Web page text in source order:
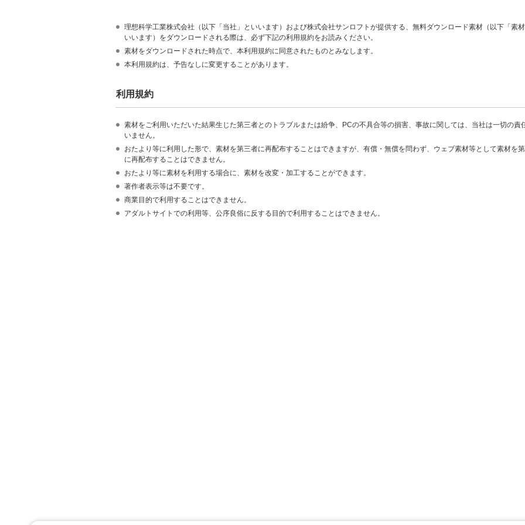
理想科学工業株式会社（以下「当社」といいます）および株式会社サンロフトが提供する、無料ダウンロード素材（以下「素材
いいます）をダウンロードされる際は、必ず下記の利用規約をお読みください。
素材をダウンロードされた時点で、本利用規約に同意されたものとみなします。
本利用規約は、予告なしに変更することがあります。
利用規約
素材をご利用いただいた結果生じた第三者とのトラブルまたは紛争、PCの不具合等の損害、事故に関しては、当社は一切の責
いません。
おたより等に利用した形で、素材を第三者に再配布することはできますが、有償・無償を問わず、ウェブ素材等として素材を
に再配布することはできません。
おたより等に素材を利用する場合に、素材を改変・加工することができます。
著作者表示等は不要です。
商業目的で利用することはできません。
アダルトサイトでの利用等、公序良俗に反する目的で利用することはできません。